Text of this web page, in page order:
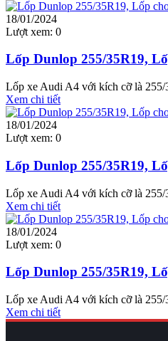
18/01/2024
Lượt xem: 0
Lốp Dunlop 255/35R19,
Lốp xe Audi A4 với kích cỡ là
Xem chi tiết
18/01/2024
Lượt xem: 0
Lốp Dunlop 255/35R19,
Lốp xe Audi A4 với kích cỡ là
Xem chi tiết
18/01/2024
Lượt xem: 0
Lốp Dunlop 255/35R19,
Lốp xe Audi A4 với kích cỡ là
Xem chi tiết